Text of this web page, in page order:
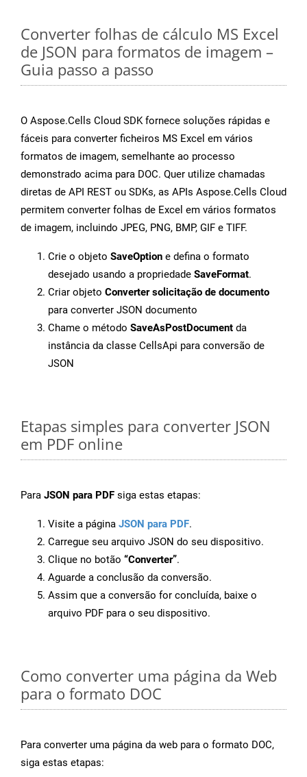
Converter folhas de cálculo MS Excel
de JSON para formatos de imagem –
Guia passo a passo
O Aspose.Cells Cloud SDK fornece soluções rápidas e
fáceis para converter ficheiros MS Excel em vários
formatos de imagem, semelhante ao processo
demonstrado acima para DOC. Quer utilize chamadas
diretas de API REST ou SDKs, as APIs Aspose.Cells Cloud
permitem converter folhas de Excel em vários formatos
de imagem, incluindo JPEG, PNG, BMP, GIF e TIFF.
Crie o objeto SaveOption e defina o formato
desejado usando a propriedade SaveFormat.
Criar objeto Converter solicitação de documento
para converter JSON documento
Chame o método SaveAsPostDocument da
instância da classe CellsApi para conversão de
JSON
Etapas simples para converter JSON
em PDF online
Para JSON para PDF siga estas etapas:
Visite a página JSON para PDF.
Carregue seu arquivo JSON do seu dispositivo.
Clique no botão “Converter”.
Aguarde a conclusão da conversão.
Assim que a conversão for concluída, baixe o
arquivo PDF para o seu dispositivo.
Como converter uma página da Web
para o formato DOC
Para converter uma página da web para o formato DOC,
siga estas etapas: